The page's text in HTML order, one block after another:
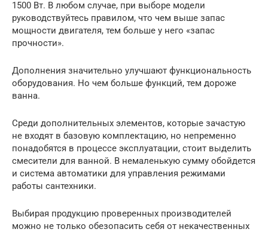
1500 Вт. В любом случае, при выборе модели
руководствуйтесь правилом, что чем выше запас
мощности двигателя, тем больше у него «запас
прочности».
Дополнения значительно улучшают функциональность
оборудования. Но чем больше функций, тем дороже
ванна.
Среди дополнительных элементов, которые зачастую
не входят в базовую комплектацию, но непременно
понадобятся в процессе эксплуатации, стоит выделить
смесители для ванной. В немаленькую сумму обойдется
и система автоматики для управления режимами
работы сантехники.
Выбирая продукцию проверенных производителей
можно не только обезопасить себя от некачественных